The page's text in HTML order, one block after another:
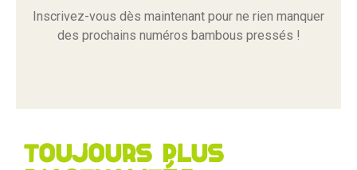
Inscrivez-vous dès maintenant pour ne rien manquer
des prochains numéros bambous pressés !
Toujours plus